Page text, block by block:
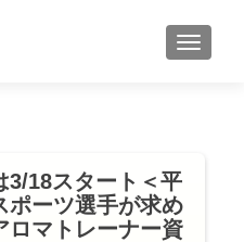
MENU
18スタート＜平
ーツ選手が求め
マトレーナー資